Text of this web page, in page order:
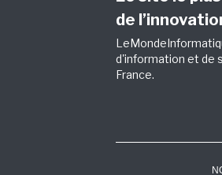
de
d'information et de
France.